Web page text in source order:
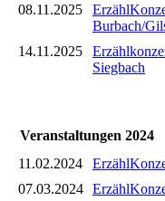
08.11.2025
Burbach/
14.11.2025
Siegbach
Veranstaltungen 2024
11.02.2024
07.03.2024